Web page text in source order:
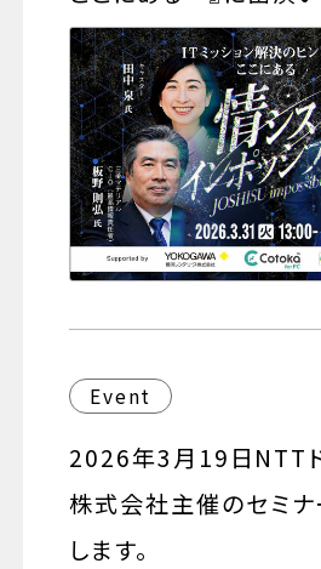
Event
2026年3月19日NTT
株式会社主催のセミ
します。